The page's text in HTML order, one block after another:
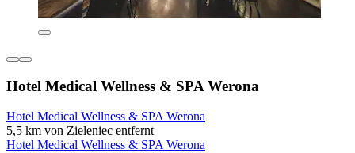
Hotel Medical Wellness & SPA Werona
Hotel Medical Wellness & SPA Werona
5,5 km von Zieleniec entfernt
Hotel Medical Wellness & SPA Werona